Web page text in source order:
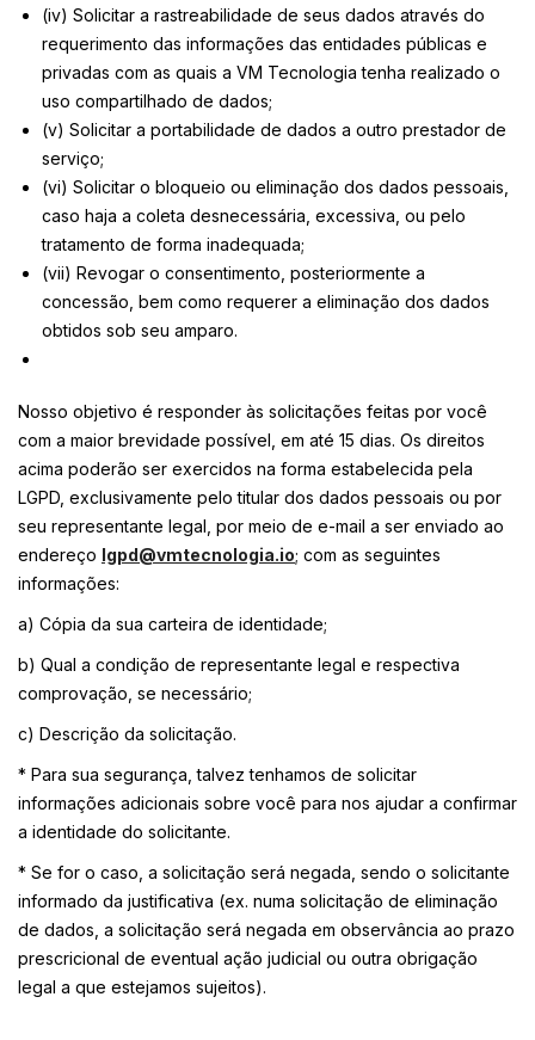
(iv) Solicitar a rastreabilidade de seus dados através do
requerimento das informações das entidades públicas e
privadas com as quais a VM Tecnologia tenha realizado o
uso compartilhado de dados;
(v) Solicitar a portabilidade de dados a outro prestador de
serviço;
(vi) Solicitar o bloqueio ou eliminação dos dados pessoais,
caso haja a coleta desnecessária, excessiva, ou pelo
tratamento de forma inadequada;
(vii) Revogar o consentimento, posteriormente a
concessão, bem como requerer a eliminação dos dados
obtidos sob seu amparo.
Nosso objetivo é responder às solicitações feitas por você
com a maior brevidade possível, em até 15 dias. Os direitos
acima poderão ser exercidos na forma estabelecida pela
LGPD, exclusivamente pelo titular dos dados pessoais ou por
seu representante legal, por meio de e-mail a ser enviado ao
endereço lgpd@vmtecnologia.io; com as seguintes
informações:
a) Cópia da sua carteira de identidade;
b) Qual a condição de representante legal e respectiva
comprovação, se necessário;
c) Descrição da solicitação.
* Para sua segurança, talvez tenhamos de solicitar
informações adicionais sobre você para nos ajudar a confirmar
a identidade do solicitante.
* Se for o caso, a solicitação será negada, sendo o solicitante
informado da justificativa (ex. numa solicitação de eliminação
de dados, a solicitação será negada em observância ao prazo
prescricional de eventual ação judicial ou outra obrigação
legal a que estejamos sujeitos).